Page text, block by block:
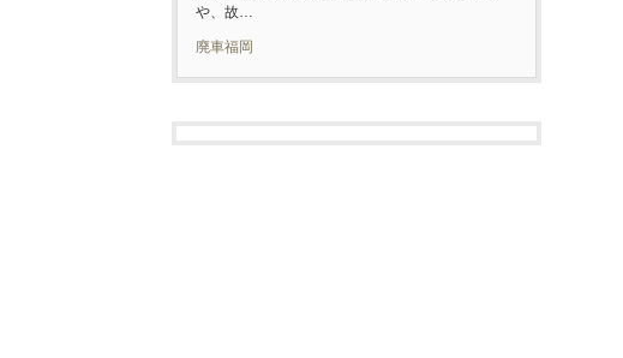
や、故…
廃車福岡